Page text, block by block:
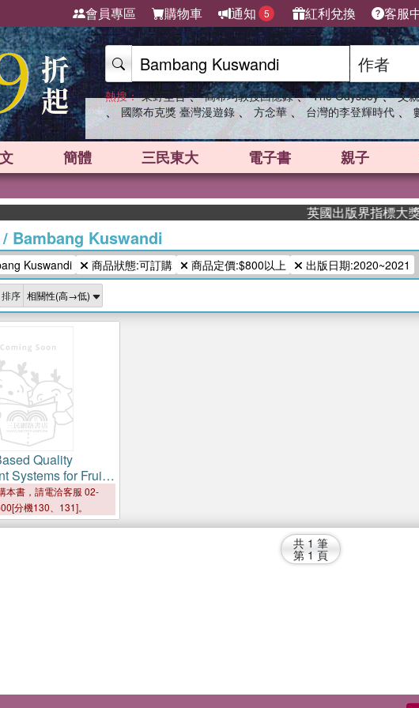
會員專區 購物車 通知 5 紅利兌換 客服
熱搜： 東野圭吾 、 高希均教授回憶錄 、 The Odyssey 、 父
、 國際布克獎 臺灣漫遊錄 、 方念華 、 台灣的李登輝時代 、
簡體 三民東大 電子書 親子
英國出版界指標大獎
/ Bambang Kuswandi
Kuswandi 商品狀態:可訂購 商品定價:$800以上 出版日期:2020~2021
排序
Quality
Systems for Fruits
本書，請電洽客服 02-
分機130、131]。
共 1 筆
第 1 頁